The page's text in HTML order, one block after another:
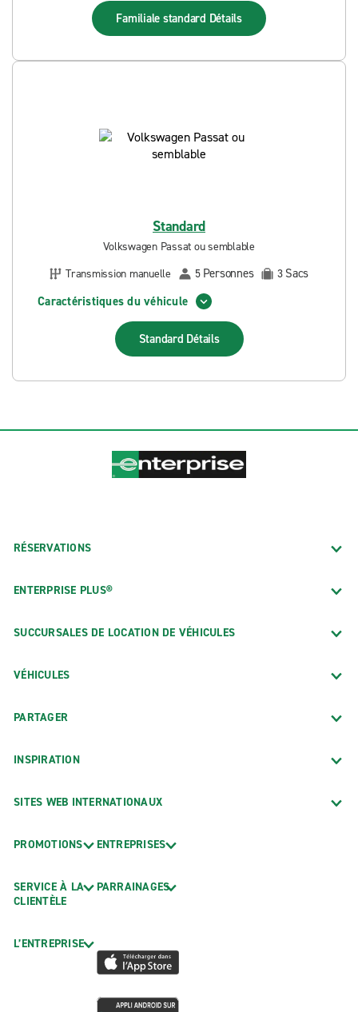
Familiale standard Détails
Standard
Volkswagen Passat ou semblable
Transmission manuelle
5 Personnes 3 Sacs
Caractéristiques du véhicule
Standard Détails
RÉSERVATIONS
ENTERPRISE PLUS®
SUCCURSALES DE LOCATION DE VÉHICULES
VÉHICULES
PARTAGER
INSPIRATION
SITES WEB INTERNATIONAUX
PROMOTIONS
SERVICE À LA
CLIENTÈLE
L’ENTREPRISE
ENTREPRISES
PARRAINAGES